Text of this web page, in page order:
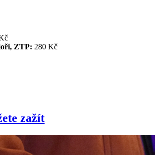
ZTP: 280 Kč
zažít